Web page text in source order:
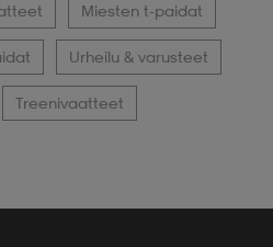
Miesten t-paidat
Urheilu & varusteet
Treenivaatteet